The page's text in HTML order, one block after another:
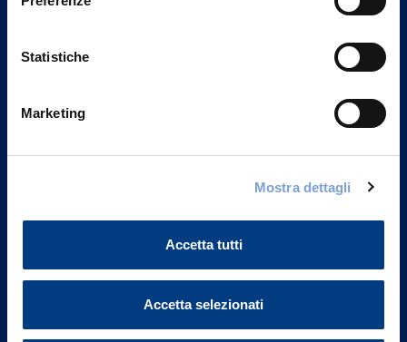
Statistiche
Marketing
Mostra dettagli
Accetta tutti
Accetta selezionati
Vittoria Assicurazioni S.p.A.
Part. IVA 01329510158
FAQ